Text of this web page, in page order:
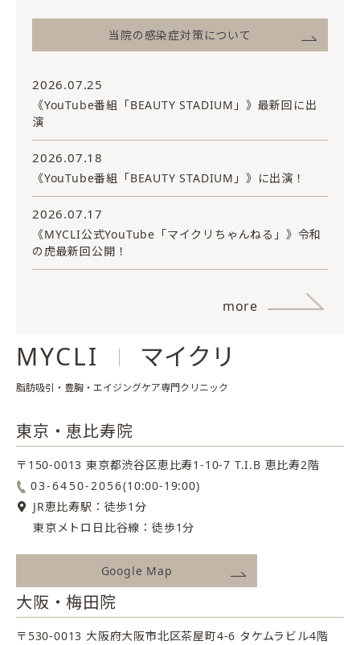
当院の感染症対策について
2026.07.25
《YouTube番組「BEAUTY STADIUM」》最新回に出
演
2026.07.18
《YouTube番組「BEAUTY STADIUM」》に出演！
2026.07.17
《MYCLI公式YouTube「マイクリちゃんねる」》令和
の虎最新回公開！
more
MYCLI マイクリ
脂肪吸引・豊胸・エイジングケア専門クリニック
東京・恵比寿院
〒150-0013 東京都渋谷区恵比寿1-10-7 T.I.B 恵比寿2階
03-6450-2056(10:00-19:00)
JR恵比寿駅：徒歩1分
東京メトロ日比谷線：徒歩1分
Google Map
大阪・梅田院
〒530-0013 大阪府大阪市北区茶屋町4-6 タケムラビル4階